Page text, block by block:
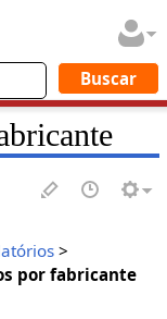
>
por fabricante